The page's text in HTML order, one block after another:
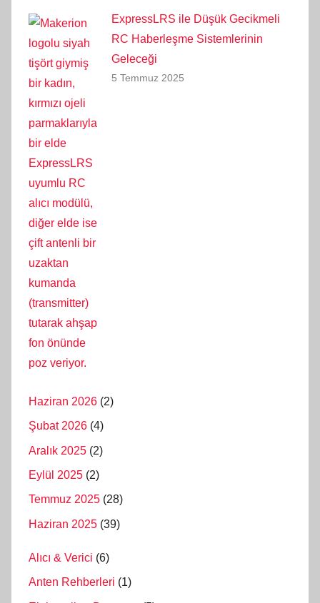
ExpressLRS ile Düşük Gecikmeli
RC Haberleşme Sistemlerinin
Geleceği
5 Temmuz 2025
Haziran 2026 (2)
Şubat 2026 (4)
Aralık 2025 (2)
Eylül 2025 (2)
Temmuz 2025 (28)
Haziran 2025 (39)
Alıcı & Verici (6)
Anten Rehberleri (1)